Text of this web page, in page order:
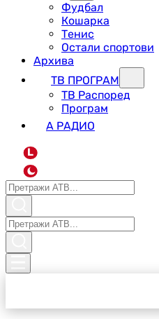
Фудбал
Кошарка
Тенис
Остали спортови
Архива
ТВ ПРОГРАМ
ТВ Распоред
Програм
А РАДИО
L